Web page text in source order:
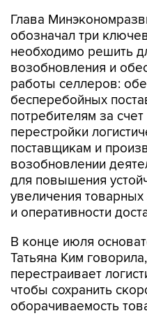
Глава
обозначал три
необходимо решить
возобновления и
работы селлеров:
бесперебойных
потребителям за
перестройки
поставщикам и
возобновлении
для повышения
увеличения товарных
и оперативности
В конце июля
Татьяна Ким
перестраивает
чтобы сохранить
оборачиваемость